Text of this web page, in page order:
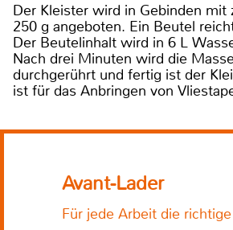
Der Kleister wird in Gebinden mit
250 g angeboten. Ein Beutel
Der Beutelinhalt wird in 6 L
Nach drei Minuten wird die
durchgerührt und fertig ist der
ist für das Anbringen von
Avant-Lader
Für jede Arbeit die